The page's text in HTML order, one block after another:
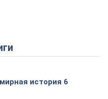
история 6